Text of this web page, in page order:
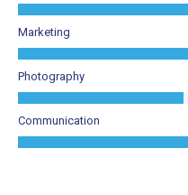
Marketing
Photography
Communication